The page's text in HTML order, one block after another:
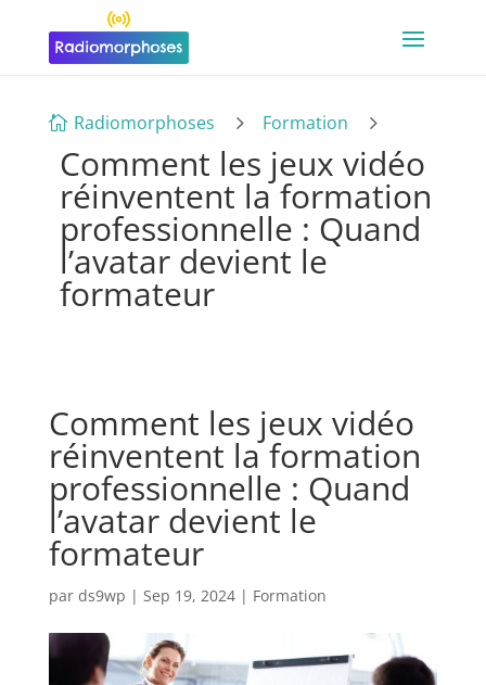
 Radiomorphoses 5 Formation 5
Comment les jeux vidéo
réinventent la formation
professionnelle : Quand
l’avatar devient le
formateur
Comment les jeux vidéo
réinventent la formation
professionnelle : Quand
l’avatar devient le
formateur
par ds9wp | Sep 19, 2024| Formation